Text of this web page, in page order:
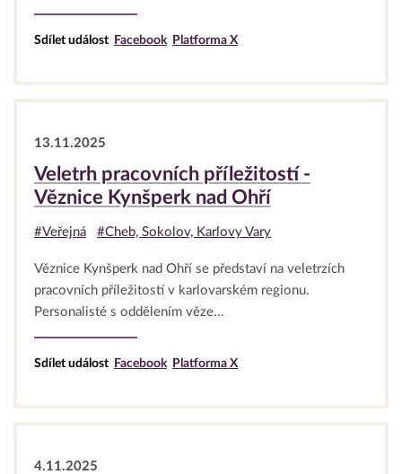
Sdílet událost Facebook Platforma X
13.11.2025
Veletrh pracovních příležitostí -
Věznice Kynšperk nad Ohří
#Veřejná #Cheb, Sokolov, Karlovy Vary
Věznice Kynšperk nad Ohří se představí na veletrzích
pracovních příležitostí v karlovarském regionu.
Personalisté s oddělením věze...
Sdílet událost Facebook Platforma X
4.11.2025